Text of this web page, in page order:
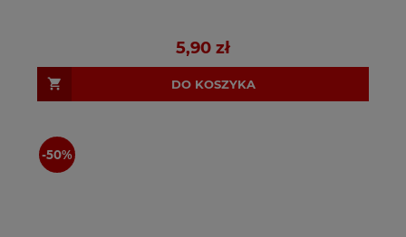
5,90 zł
DO KOSZYKA